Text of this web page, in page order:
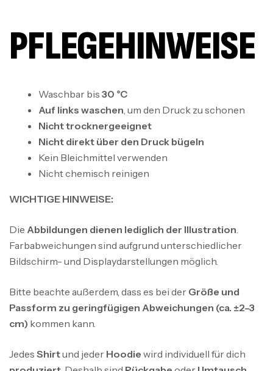
PFLEGEHINWEISE
Waschbar bis 30 °C
Auf links waschen , um den Druck zu schonen
Nicht trocknergeeignet
Nicht direkt über den Druck bügeln
Kein Bleichmittel verwenden
Nicht chemisch reinigen
WICHTIGE HINWEISE:
Die Abbildungen dienen lediglich der Illustration
Farbabweichungen sind aufgrund unterschiedlicher
Bildschirm- und Displaydarstellungen möglich.
Bitte beachte außerdem, dass es bei der Größe und
Passform zu geringfügigen Abweichungen (ca. ±2–3
cm) kommen kann.
Jedes Shirtund jeder Hoodie wird individuell für dich